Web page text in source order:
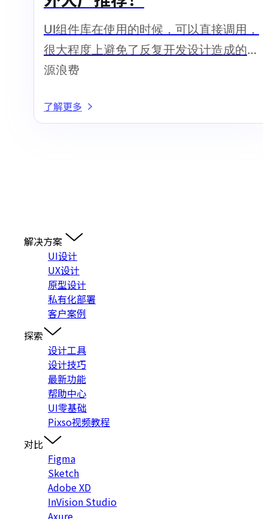
UI组件库在使用的时候，可以直接调用，
很大程度上避免了反复开发设计造成的资
源浪费
了解更多
解决方案
UI设计
UX设计
原型设计
私有化部署
客户案例
探索
设计工具
设计技巧
最新功能
帮助中心
UI零基础
Pixso视频教程
对比
Figma
Sketch
Adobe XD
InVision Studio